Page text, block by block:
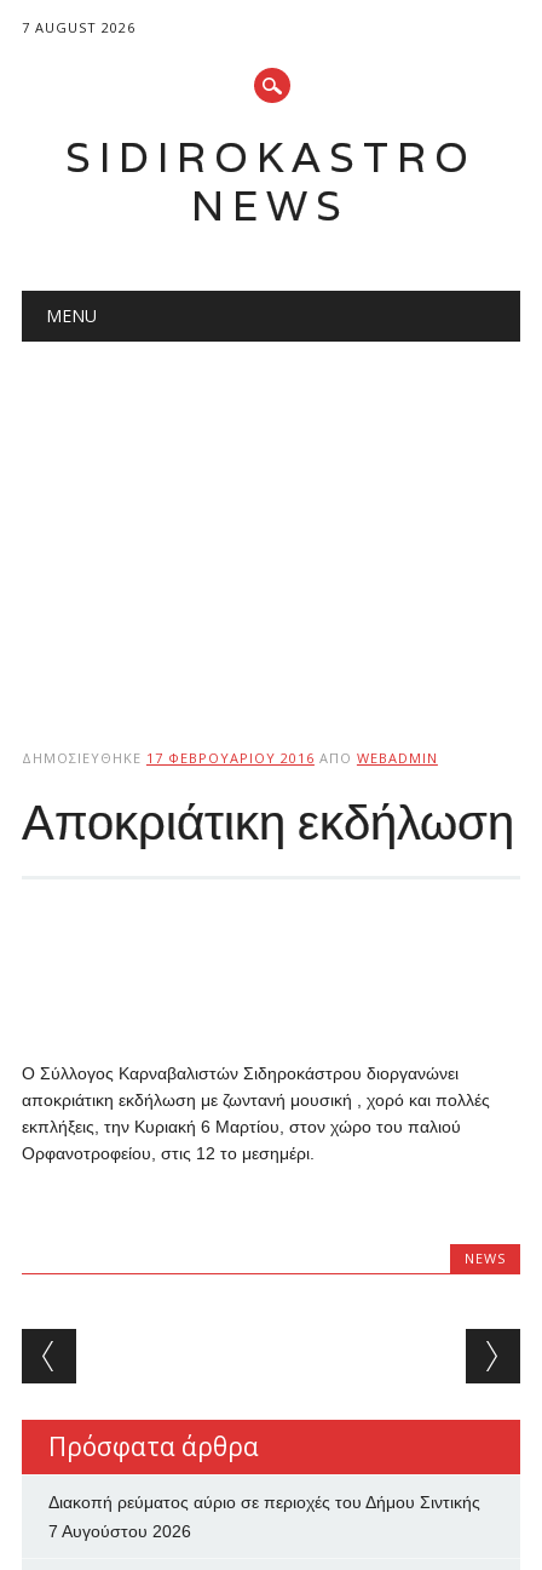
7 AUGUST 2026
SIDIROKASTRO
NEWS
Main menu
MENU
ΔΗΜΟΣΙΕΎΘΗΚΕ 17 ΦΕΒΡΟΥΑΡΊΟΥ 2016 ΑΠΌ WEBADMIN
Αποκριάτικη εκδήλωση
Ο Σύλλογος Καρναβαλιστών Σιδηροκάστρου διοργανώνει
αποκριάτικη εκδήλωση με ζωντανή μουσική , χορό και πολλές
εκπλήξεις, την Κυριακή 6 Μαρτίου, στον χώρο του παλιού
Ορφανοτροφείου, στις 12 το μεσημέρι.
NEWS
Post navigation
Πρόσφατα άρθρα
Διακοπή ρεύματος αύριο σε περιοχές του Δήμου Σιντικής
7 Αυγούστου 2026